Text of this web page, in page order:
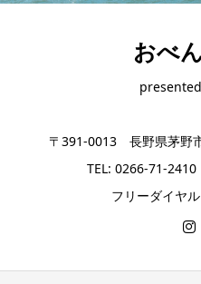
おべ
〒391-0013 長野県茅
TEL: 0266-71-
フリーダイヤ